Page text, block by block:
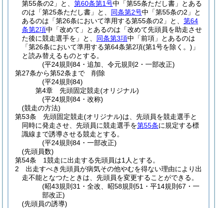
第55条の2」と、 第60条第1号中「第55条ただし書」とある
のは「第25条ただし書」と、 同条第2号中「第55条の2」と
あるのは「第26条において準用する第55条の2」と、 第64
条第2項中「改めて」とあるのは「改めて先頭員を助走させ
た後に競走選手を」と、 同条第3項中「前項」とあるのは
「第26条において準用する第64条第2項(第1号を除く。) 」
と読み替えるものとする。
(平24規則84・追加、令元規則2・一部改正)
第27条から第52条まで
削除
(平24規則84)
第4章
先頭固定競走(オリジナル)
(平24規則84・改称)
(競走の方法)
第53条
先頭固定競走(オリジナル)は、先頭員を競走選手と
同時に発走させ、先頭員に競走選手を第55条に規定する標
識線まで誘導させる競走とする。
(平24規則84・一部改正)
(先頭員数)
第54条
1競走に出走する先頭員は1人とする。
2
出走すべき先頭員が病気その他やむを得ない理由により出
走不能となつたときは、先頭員を変更することができる。
(昭43規則31・全改、昭58規則51・平14規則67・一
部改正)
(先頭員の誘導)